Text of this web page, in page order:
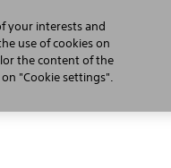
your interests and
use of cookies on
the content of the
"Cookie settings".